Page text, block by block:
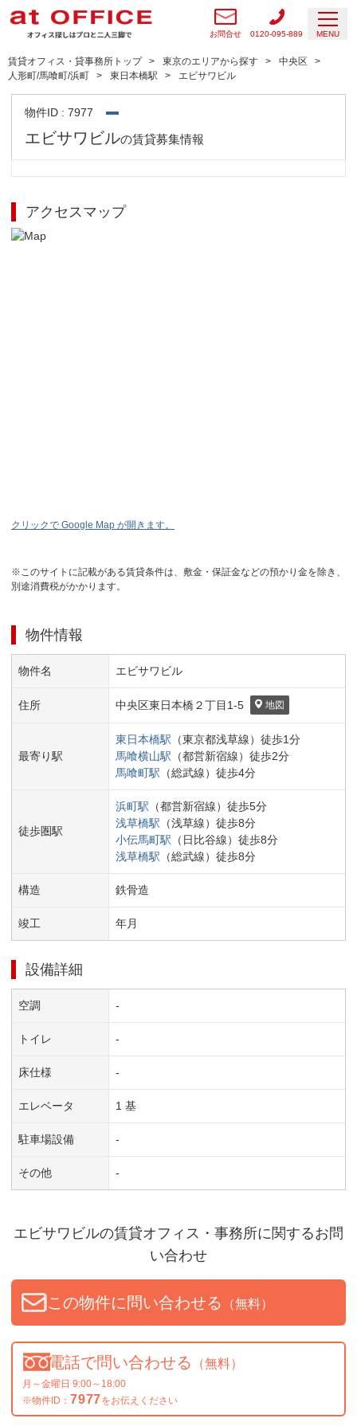
お問合せ 0120-095-889 MENU
賃貸オフィス・貸事務所トップ 東京のエリアから探す
中央区
人形町/馬喰町/浜町
東日本橋駅 エビサワビル
物件ID : 7977
エビサワビルの賃貸募集情報
アクセスマップ
クリックで Google Map が開きます。
※このサイトに記載がある賃貸条件は、敷金・保証金などの預かり金を除き、
別途消費税がかかります。
物件情報
物件名 エビサワビル
住所 中央区東日本橋２丁目 1-5 地図
最寄り駅
東日本橋駅 （東京都浅草線） 徒歩1分
馬喰横山駅 （都営新宿線） 徒歩2分
馬喰町駅 （総武線） 徒歩4分
徒歩圏駅
浜町駅 （都営新宿線） 徒歩5分
浅草橋駅 （浅草線） 徒歩8分
小伝馬町駅 （ 日比谷線） 徒歩8分
浅草橋駅 （総武線） 徒歩8分
構造 鉄骨造
竣工 年月
設備詳細
空調 -
トイレ -
床仕様 -
エレベータ 1 基
駐車場設備 -
その他 -
エビサワビルの賃貸オフィス・事務所に関するお問
い合わせ
この物件に問い合わせる （無料）
電話で問い合わせる （無料）
月～金曜日 9:00～18:00
※物件ID： 7977をお伝えください